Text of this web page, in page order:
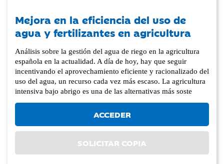
Mejora en la eficiencia del uso de
agua y fertilizantes en agricultura
Análisis sobre la gestión del agua de riego en la agricultura
española en la actualidad. A día de hoy, hay que seguir
incentivando el aprovechamiento eficiente y racionalizado del
uso del agua, un recurso cada vez más escaso. La agricultura
intensiva bajo abrigo es una de las alternativas más soste
ACCEDER
SOLICITAR COPIA